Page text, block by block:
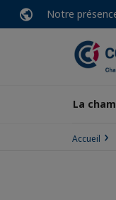
Notre
La
Accueil